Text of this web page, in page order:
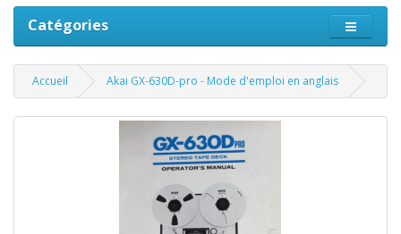
Catégories
Accueil Akai GX-630D-pro - Mode d'emploi en anglais